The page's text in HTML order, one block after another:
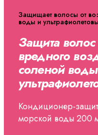
Защищает волосы от
воды и
Защита
вредного
соленой
Кондиционер-
морской воды 200